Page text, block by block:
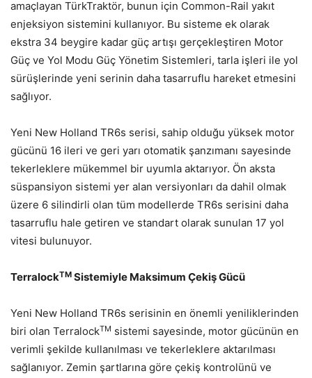
amaçlayan TürkTraktör, bunun için Common-Rail yakıt
enjeksiyon sistemini kullanıyor. Bu sisteme ek olarak
ekstra 34 beygire kadar güç artışı gerçekleştiren Motor
Güç ve Yol Modu Güç Yönetim Sistemleri, tarla işleri ile yol
sürüşlerinde yeni serinin daha tasarruflu hareket etmesini
sağlıyor.
Yeni New Holland TR6s serisi, sahip olduğu yüksek motor
gücünü 16 ileri ve geri yarı otomatik şanzımanı sayesinde
tekerleklere mükemmel bir uyumla aktarıyor. Ön aksta
süspansiyon sistemi yer alan versiyonları da dahil olmak
üzere 6 silindirli olan tüm modellerde TR6s serisini daha
tasarruflu hale getiren ve standart olarak sunulan 17 yol
vitesi bulunuyor.
TerralockTM Sistemiyle Maksimum Çekiş Gücü
Yeni New Holland TR6s serisinin en önemli yeniliklerinden
biri olan TerralockTM sistemi sayesinde, motor gücünün en
verimli şekilde kullanılması ve tekerleklere aktarılması
sağlanıyor. Zemin şartlarına göre çekiş kontrolünü ve